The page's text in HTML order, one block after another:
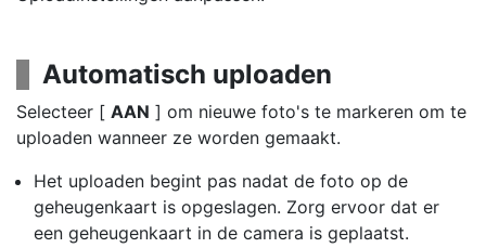
Automatisch uploaden
Selecteer [ AAN ] om nieuwe foto's te markeren om te
uploaden wanneer ze worden gemaakt.
Het uploaden begint pas nadat de foto op de
geheugenkaart is opgeslagen. Zorg ervoor dat er
een geheugenkaart in de camera is geplaatst.